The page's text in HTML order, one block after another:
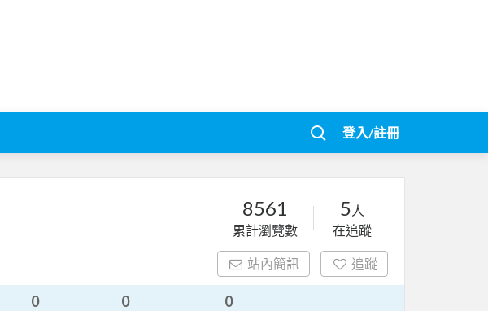
登入/註冊
8561
累計瀏覽數
5 人
在追蹤
站內簡訊 追蹤
0 0 0